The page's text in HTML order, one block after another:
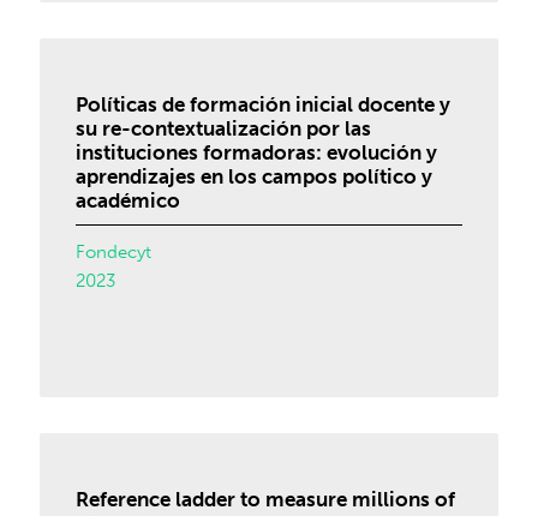
Políticas de formación inicial docente y
su re-contextualización por las
instituciones formadoras: evolución y
aprendizajes en los campos político y
académico
Fondecyt
2023
Reference ladder to measure millions of